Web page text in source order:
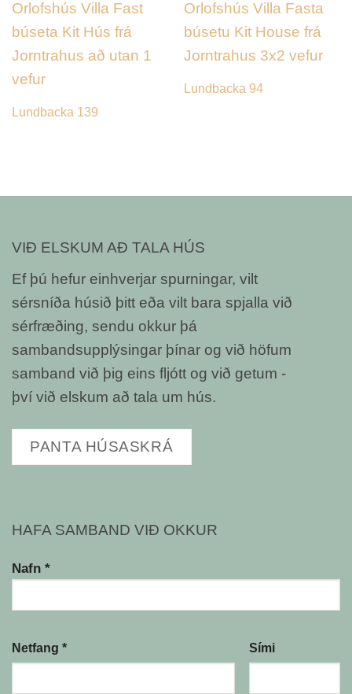
Lundbacka 139
Lundbacka 94
VIÐ ELSKUM AÐ TALA HÚS
Ef þú hefur einhverjar spurningar, vilt
sérsníða húsið þitt eða vilt bara spjalla við
sérfræðing, sendu okkur þá
sambandsupplýsingar þínar og við höfum
samband við þig eins fljótt og við getum -
því við elskum að tala um hús.
PANTA HÚSASKRÁ
HAFA SAMBAND VIÐ OKKUR
Nafn *
Netfang * Sími